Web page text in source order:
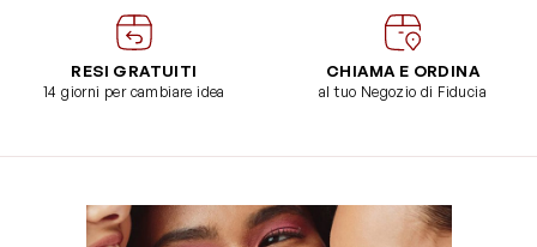
RESI GRATUITI
14 giorni per cambiare idea
CHIAMA E ORDINA
al tuo Negozio di Fiducia